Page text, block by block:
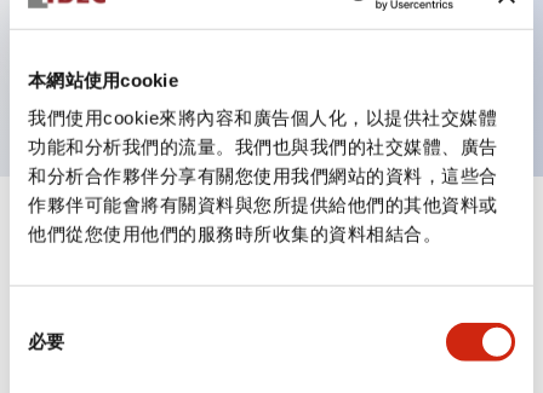
本網站使用cookie
我們使用cookie來將內容和廣告個人化，以提供社交媒體
功能和分析我們的流量。我們也與我們的社交媒體、廣告
和分析合作夥伴分享有關您使用我們網站的資料，這些合
作夥伴可能會將有關資料與您所提供給他們的其他資料或
他們從您使用他們的服務時所收集的資料相結合。
必要
接點塊）。可實現省空間設計。
防護結構
規格
審美規範
環境規範